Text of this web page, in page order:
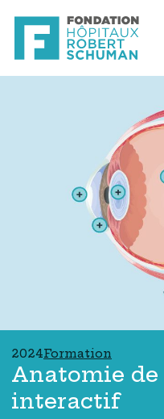
2024Formation
Anatomie
interactif